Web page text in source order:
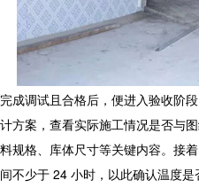
完成调试且合格后，便进入验收阶
计方案，查看实际施工情况是否与
料规格、库体尺寸等关键内容。接
间不少于 24 小时，以此确认温度